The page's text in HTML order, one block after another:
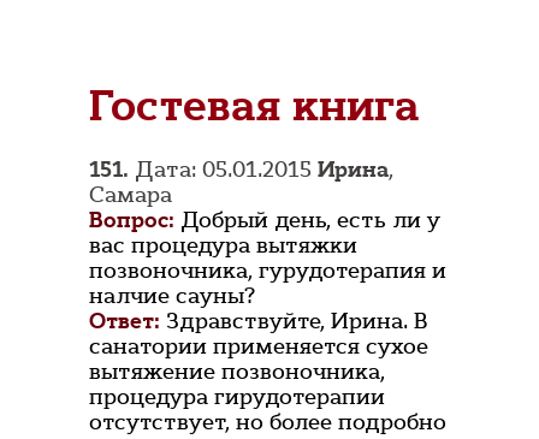
Гостевая книга
151. Дата: 05.01.2015 Ирина,
Самара
Вопрос: Добрый день, есть ли у
вас процедура вытяжки
позвоночника, гурудотерапия и
налчие сауны?
Ответ: Здравствуйте, Ирина. В
санатории применяется сухое
вытяжение позвоночника,
процедура гирудотерапии
отсутствует, но более подробно